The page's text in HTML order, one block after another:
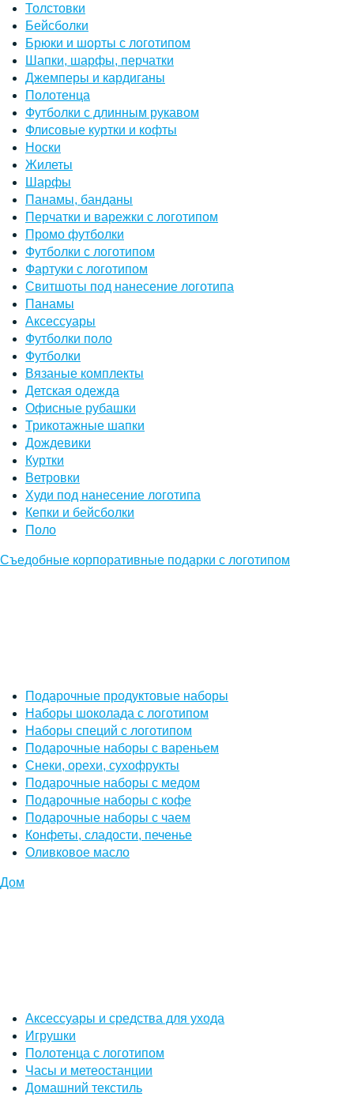
Толстовки
Бейсболки
Брюки и шорты с логотипом
Шапки, шарфы, перчатки
Джемперы и кардиганы
Полотенца
Футболки с длинным рукавом
Флисовые куртки и кофты
Носки
Жилеты
Шарфы
Панамы, банданы
Перчатки и варежки с логотипом
Промо футболки
Футболки с логотипом
Фартуки с логотипом
Свитшоты под нанесение логотипа
Панамы
Аксессуары
Футболки поло
Футболки
Вязаные комплекты
Детская одежда
Офисные рубашки
Трикотажные шапки
Дождевики
Куртки
Ветровки
Худи под нанесение логотипа
Кепки и бейсболки
Поло
Съедобные корпоративные подарки с логотипом
Подарочные продуктовые наборы
Наборы шоколада с логотипом
Наборы специй с логотипом
Подарочные наборы с вареньем
Снеки, орехи, сухофрукты
Подарочные наборы с медом
Подарочные наборы с кофе
Подарочные наборы с чаем
Конфеты, сладости, печенье
Оливковое масло
Дом
Аксессуары и средства для ухода
Игрушки
Полотенца с логотипом
Часы и метеостанции
Домашний текстиль